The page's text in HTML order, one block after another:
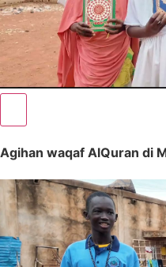
Agihan waqaf AlQuran di